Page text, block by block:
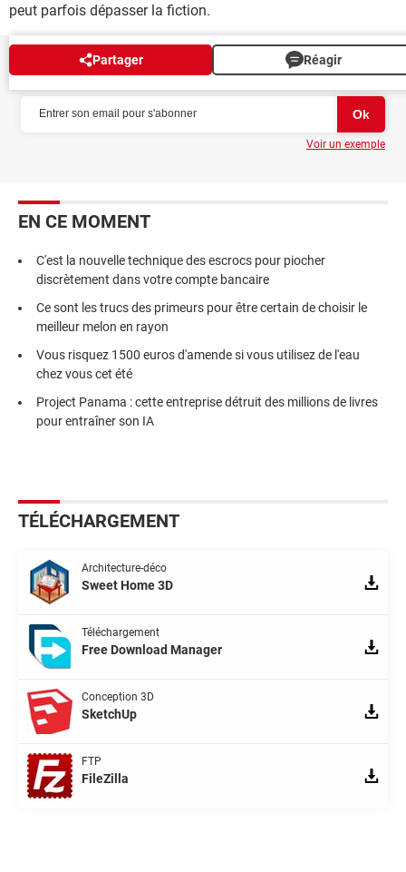
peut parfois dépasser la fiction.
Partager Réagir
NEWSLETTER
Voir un exemple
EN CE MOMENT
C'est la nouvelle technique des escrocs pour piocher
discrètement dans votre compte bancaire
Ce sont les trucs des primeurs pour être certain de choisir le
meilleur melon en rayon
Vous risquez 1500 euros d'amende si vous utilisez de l'eau
chez vous cet été
Project Panama : cette entreprise détruit des millions de livres
pour entraîner son IA
TÉLÉCHARGEMENT
Architecture-déco
Sweet Home 3D
Téléchargement
Free Download Manager
Conception 3D
SketchUp
FTP
FileZilla